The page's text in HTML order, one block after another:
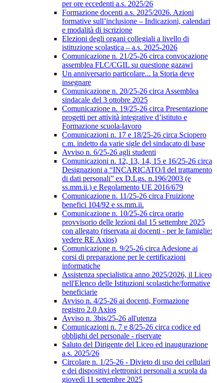
per ore eccedenti a.s. 2025/26
Formazione docenti a.s. 2025/2026. Azioni
formative sull’inclusione – Indicazioni, calendari
e modalità di iscrizione
Elezioni degli organi collegiali a livello di
istituzione scolastica – a.s. 2025-2026
Comunicazione n. 21/25-26 circa convocazione
assemblea FLC/CGIL su questione gazawi
Un anniversario particolare... la Storia deve
insegnare
Comunicazione n. 20/25-26 circa Assemblea
sindacale del 3 ottobre 2025
Comunicazione n. 19/25-26 circa Presentazione
progetti per attività integrative d’istituto e
Formazione scuola-lavoro
Comunicazioni n. 17 e 18/25-26 circa Sciopero
c.m. indetto da varie sigle del sindacato di base
Avviso n. 6/25-26 agli studenti
Comunicazioni n. 12, 13, 14, 15 e 16/25-26 circa
Designazioni a “INCARICATO/I del trattamento
di dati personali” ex D.Lgs. n.196/2003 (e
ss.mm.ii.) e Regolamento UE 2016/679
Comunicazione n. 11/25-26 circa Fruizione
benefici 104/92 e ss.mm.ii.
Comunicazione n. 10/25-26 circa orario
provvisorio delle lezioni dal 15 settembre 2025
con allegato (riservata ai docenti - per le famiglie:
vedere RE Axios)
Comunicazione n. 9/25-26 circa Adesione ai
corsi di preparazione per le certificazioni
informatiche
Assistenza specialistica anno 2025/2026, il Liceo
nell'Elenco delle Istituzioni scolastiche/formative
beneficiarie
Avviso n. 4/25-26 ai docenti, Formazione
registro 2.0 Axios
Avviso n. 3bis/25-26 all'utenza
Comunicazioni n. 7 e 8/25-26 circa codice ed
obblighi del personale - riservate
Saluto del Dirigente del Liceo ed inaugurazione
a.s. 2025/26
Circolare n. 1/25-26 - Divieto di uso dei cellulari
e dei dispositivi elettronici personali a scuola da
giovedì 11 settembre 2025